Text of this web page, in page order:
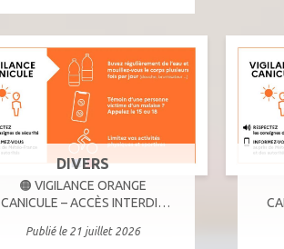
DIVERS
🟠 VIGILANCE ORANGE
CANICULE – ACCÈS INTERDIT
JUILLET
Publié le 21 juillet 2026